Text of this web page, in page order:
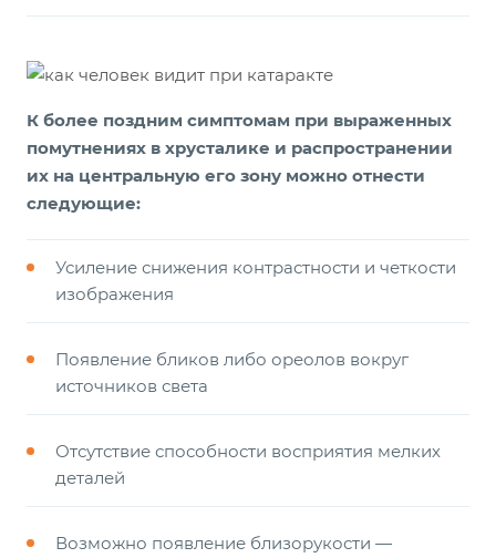
К более поздним симптомам при выраженных
помутнениях в хрусталике и распространении
их на центральную его зону можно отнести
следующие:
Усиление снижения контрастности и четкости
изображения
Появление бликов либо ореолов вокруг
источников света
Отсутствие способности восприятия мелких
деталей
Возможно появление близорукости —